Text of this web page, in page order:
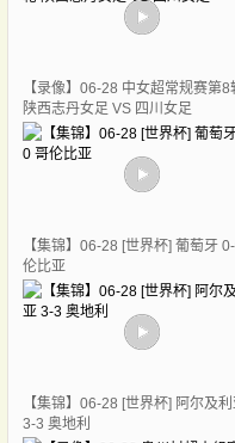
【录像】06-28 中女超常规赛第8
陕西志丹女足 VS 四川女足
【集锦】06-28 [世界杯] 葡萄牙
伦比亚
【集锦】06-28 [世界杯] 阿尔及
3-3 奥地利